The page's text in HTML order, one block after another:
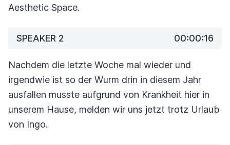
Aesthetic Space.
SPEAKER 2 00:00:16
Nachdem die letzte Woche mal wieder und
irgendwie ist so der Wurm drin in diesem Jahr
ausfallen musste aufgrund von Krankheit hier in
unserem Hause, melden wir uns jetzt trotz Urlaub
von Ingo.